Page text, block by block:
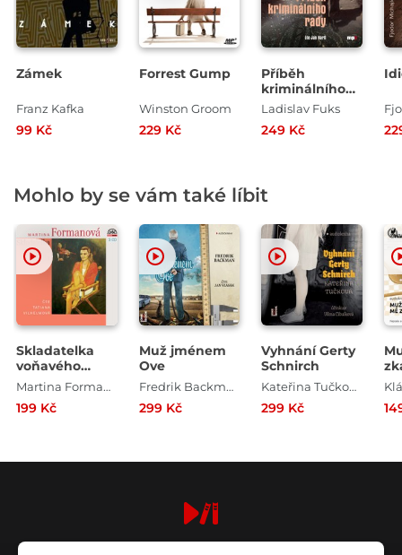
Zámek
Franz Kafka
99 Kč
Forrest Gump
Winston Groom
229 Kč
Příběh
kriminálního
rady
Ladislav Fuks
249 Kč
Mohlo by se vám také líbit
Skladatelka
voňavého
prádla
Martina Formanová
199 Kč
Muž jménem
Ove
Fredrik Backman
299 Kč
Vyhnání Gerty
Schnirch
Kateřina Tučková
299 Kč